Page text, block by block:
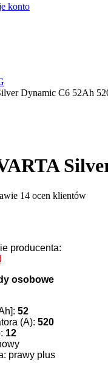
konto
Dynamic C6 52Ah
14 ocen klientów
producenta:
osobowe
52
(A): 520
12
prawy plus